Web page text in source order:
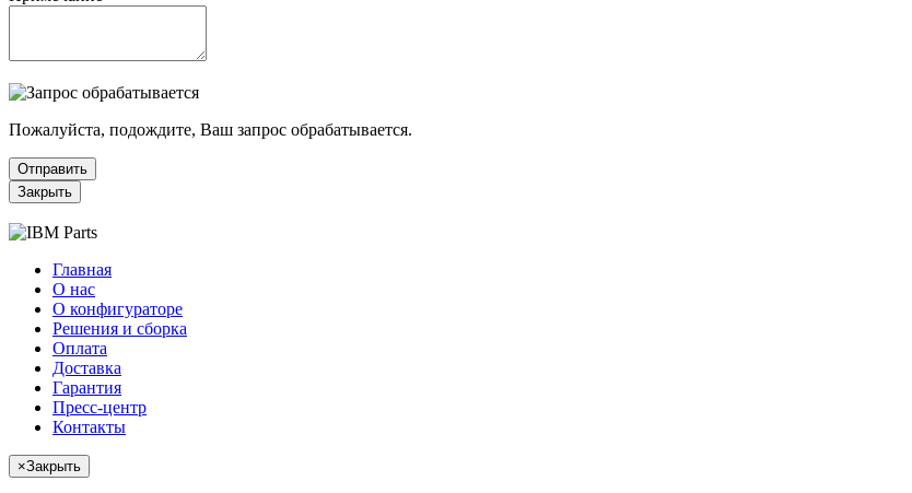
Пожалуйста, подождите, Ваш запрос обрабатывается.
Отправить
Закрыть
Главная
О нас
О конфигураторе
Решения и сборка
Оплата
Доставка
Гарантия
Пресс-центр
Контакты
×Закрыть